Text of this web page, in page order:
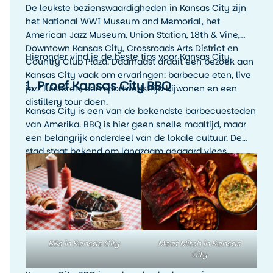
De leukste bezienswaardigheden in Kansas City zijn
het National WWI Museum and Memorial, het
American Jazz Museum, Union Station, 18th & Vine,
Downtown Kansas City, Crossroads Arts District en
Country Club Plaza. Daarnaast draait een bezoek aan
Kansas City vaak om ervaringen: barbecue eten, live
jazz luisteren, een sportwedstrijd bijwonen en een
distillery tour doen.
Hieronder vind je de beste tips voor Kansas City.
1. Proef Kansas City BBQ
Kansas City is een van de bekendste barbecuesteden
van Amerika. BBQ is hier geen snelle maaltijd, maar
een belangrijk onderdeel van de lokale cultuur. De
stad staat bekend om langzaam gegaard vlees,
rokerige smaken, rijke sauzen en veel variatie. Denk
aan ribs, brisket, pulled pork, burnt ends en
rijkgevulde barbecueplates.
BBs in Kansas City
Meat Mitch in Kansas
City